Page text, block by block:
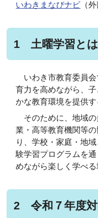
いわきまなびナビ （
1 土曜学習とは
いわき市教育委員会
育力を高めながら、
かな教育環境を提供す
そのために、地域の
業・高等教育機関等
り、学校・家庭・地
験学習プログラムを
めながら楽しく学べる
2 令和７年度対